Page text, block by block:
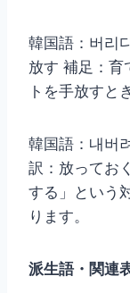
韓国語：버리
放す 補足：育
トを手放すと
韓国語：내버
訳：放ってお
する」という
ります。
派生語・関連